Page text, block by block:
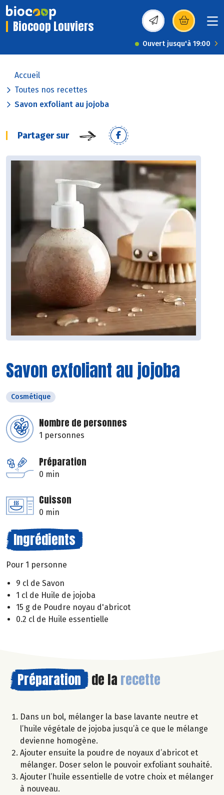
Biocoop Louviers (s’ouvre dans une
Ouvert jusqu'à 19:00
Accueil
Toutes nos recettes
Savon exfoliant au jojoba
Partager sur
Savon exfoliant au jojoba
Cosmétique
Nombre de personnes
1 personnes
Préparation
0 min
Cuisson
0 min
Ingrédients
Pour 1 personne
9 cl de Savon
1 cl de Huile de jojoba
15 g de Poudre noyau d'abricot
0.2 cl de Huile essentielle
Préparation de la recette
Dans un bol, mélanger la base lavante neutre et
l’huile végétale de jojoba jusqu’à ce que le mélange
devienne homogène.
Ajouter ensuite la poudre de noyaux d’abricot et
mélanger. Doser selon le pouvoir exfoliant souhaité.
Ajouter l’huile essentielle de votre choix et mélanger
à nouveau.